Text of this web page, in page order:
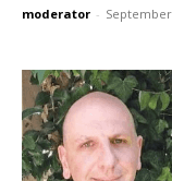
moderator - September